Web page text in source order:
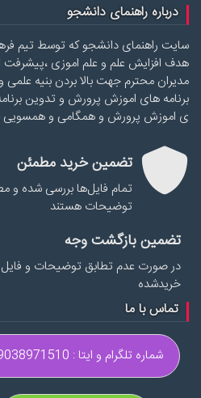
درباره راهنمای دانشجو
سایت راهنمای دانشجو که توسط تیم
هدف افزایش علم و علم اموزی
مدیران محترم جهت بالا بردن بنیه
برنامه های اموزش پرورش و تدوین
ی اموزش پرورش و همگامی و همسویی
تضمین خرید مطمئن
تمام فایل‌ها بررسی شده و
توضیحات هستند
تضمین بازگشت وجه
در صورت عدم تطابق توضیحات و فایل
خریدشده
تماس با ما
شماره تلگرام و ایتا : 09038971510